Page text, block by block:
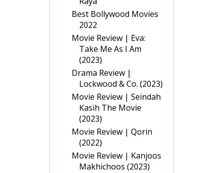
Best Bollywood Movies
2022
Movie Review | Eva:
Take Me As I Am
(2023)
Drama Review |
Lockwood & Co. (2023)
Movie Review | Seindah
Kasih The Movie
(2023)
Movie Review | Qorin
(2022)
Movie Review | Kanjoos
Makhichoos (2023)